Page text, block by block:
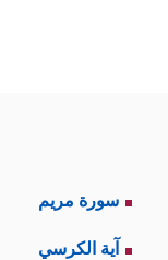
سورة مريم
آية الكرسي